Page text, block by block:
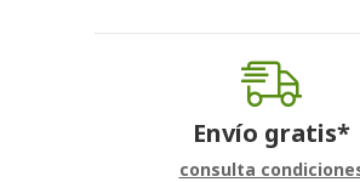
Envío gratis*
consulta